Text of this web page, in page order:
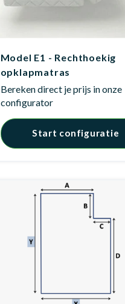
Model E1 - Rechthoekig
opklapmatras
Bereken direct je prijs in onze
configurator
Start configuratie